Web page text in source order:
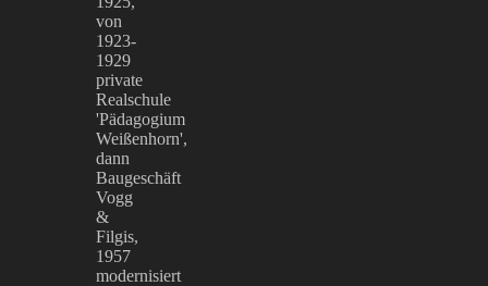
von
1923-
1929
private
Realschule
'Pädagogium
Weißenhorn',
dann
Baugeschäft
Vogg
&
Filgis,
1957
modernisiert